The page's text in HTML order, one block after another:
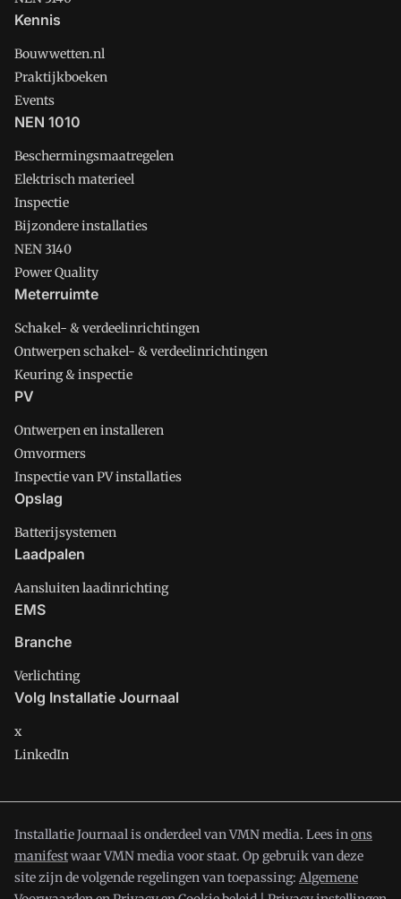
Kennis
Bouwwetten.nl
Praktijkboeken
Events
NEN 1010
Beschermingsmaatregelen
Elektrisch materieel
Inspectie
Bijzondere installaties
NEN 3140
Power Quality
Meterruimte
Schakel- & verdeelinrichtingen
Ontwerpen schakel- & verdeelinrichtingen
Keuring & inspectie
PV
Ontwerpen en installeren
Omvormers
Inspectie van PV installaties
Opslag
Batterijsystemen
Laadpalen
Aansluiten laadinrichting
EMS
Branche
Verlichting
Volg Installatie Journaal
x
LinkedIn
Installatie Journaal is onderdeel van VMN media. Lees inons
manifestwaar VMN media voor staat. Op gebruik van deze
site zijn de volgende regelingen van toepassing: Algemene